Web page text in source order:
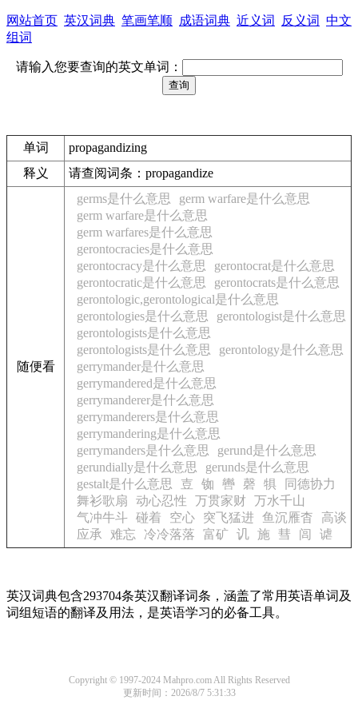
网站首页 英汉词典 笔画笔顺 成语词典 近义词 反义词 中文
组词
请输入您要查询的英文单词：
单词
propagandizing
释义
请查阅词条：propagandize
随便看
germs是什么意思
germ warfare是什么意思
germ warfare是什么意思
germ warfares是什么意思
gerontocracies是什么意思
gerontocracy是什么意思
gerontocrat是什么意思
gerontocratic是什么意思
gerontocrats是什么意思
gerontologic,gerontological是什么意思
gerontologies是什么意思
gerontologist是什么意思
gerontologists是什么意思
gerontologists是什么意思
gerontology是什么意思
gerrymander是什么意思
gerrymandered是什么意思
gerrymanderer是什么意思
gerrymanderers是什么意思
gerrymandering是什么意思
gerrymanders是什么意思
gerund是什么意思
gerundially是什么意思
gerunds是什么意思
gestalt是什么意思
壴 铷 轡 磬 犋
同德协力
舞衫歌扇
动心忍性 万贯家财
万水千山
气冲牛斗 碰着 空心 突飞猛进 鱼沉雁杳
高谈
应承
难忘 冷冷落落 富矿 讥 施 彗 闾 谑
英汉词典包含293704条英汉翻译词条，涵盖了常用英语单词及
词组短语的翻译及用法，是英语学习的必备工具。
Copyright © 1997-2024 Mahpro.com All Rights Reserved
更新时间：2026/8/7 5:31:33